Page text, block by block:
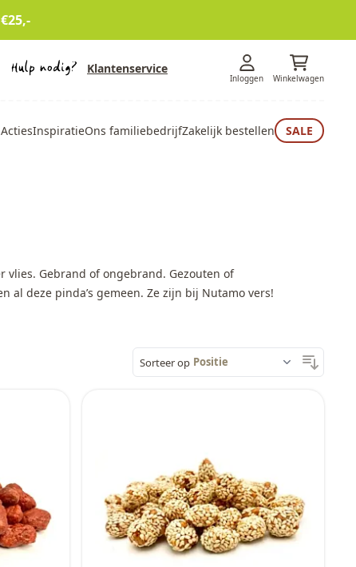
Klantenservice
Inloggen Winkelwagen
ActiesInspiratieOns familiebedrijfZakelijk bestellen SALE
vlies. Gebrand of ongebrand. Gezouten of
al deze pinda’s gemeen. Ze zijn bij Nutamo vers!
Sorteer op